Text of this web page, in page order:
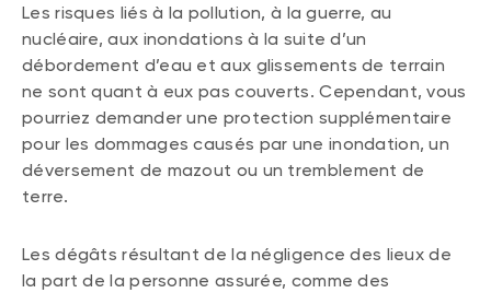
Les risques liés à la pollution, à la guerre, au
nucléaire, aux inondations à la suite d’un
débordement d’eau et aux glissements de terrain
ne sont quant à eux pas couverts. Cependant, vous
pourriez demander une protection supplémentaire
pour les dommages causés par une inondation, un
déversement de mazout ou un tremblement de
terre.
Les dégâts résultant de la négligence des lieux de
la part de la personne assurée, comme des